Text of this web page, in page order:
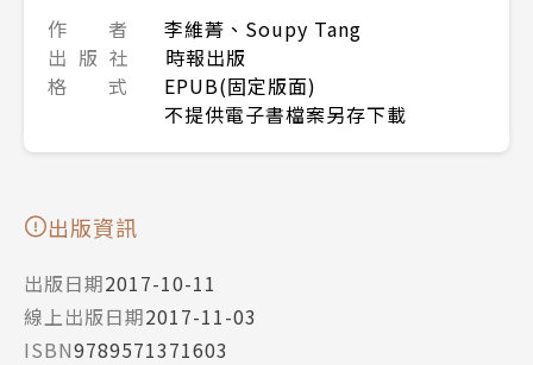
作 者
李維菁、Soupy Tang
出 版 社
時報出版
格 式
EPUB(固定版面)
不提供電子書檔案另存下載
出版資訊
出版日期2017-10-11
線上出版日期2017-11-03
ISBN9789571371603